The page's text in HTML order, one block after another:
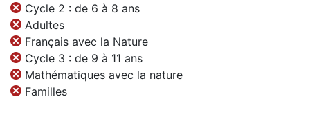
Cycle 2 : de 6 à 8 ans
Adultes
Français avec la Nature
Cycle 3 : de 9 à 11 ans
Mathématiques avec la nature
Familles